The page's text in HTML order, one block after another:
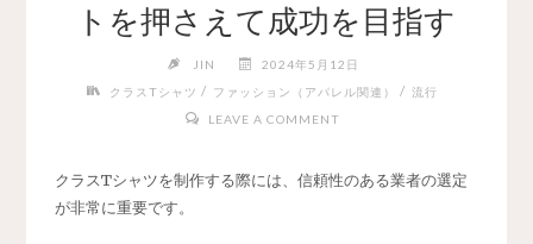
トを押さえて成功を目指す
JIN
2024年5月12日
クラスTシャツ / ファッション（アパレル関連） / 流行
LEAVE A COMMENT
クラスTシャツを制作する際には、信頼性のある業者の選定
が非常に重要です。